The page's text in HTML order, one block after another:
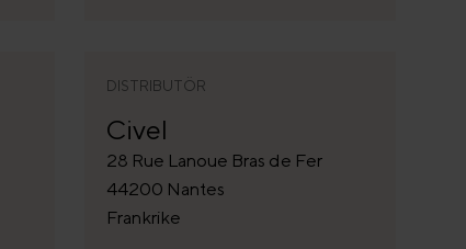
DISTRIBUTÖR
Civel
28 Rue Lanoue Bras de Fer
44200 Nantes
Frankrike